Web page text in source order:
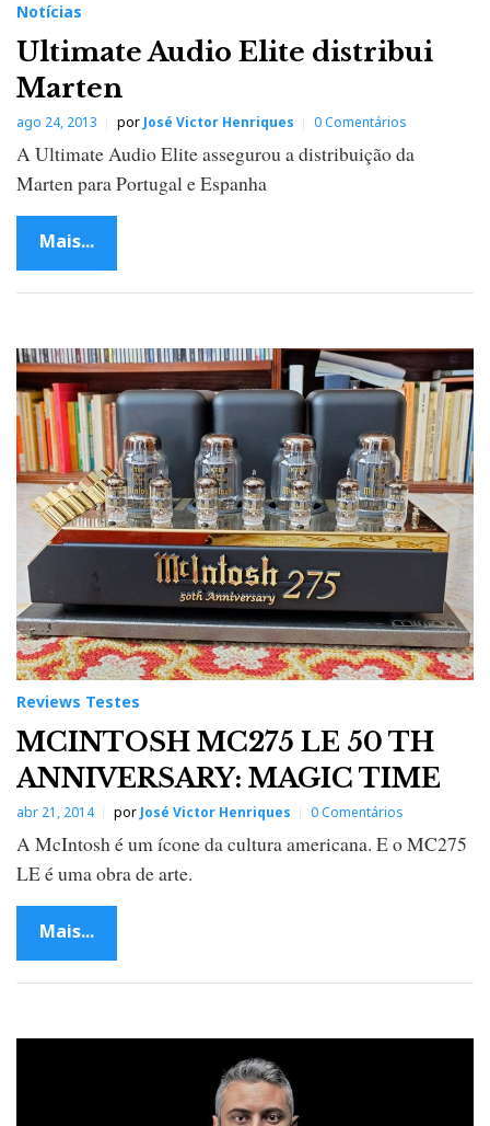
Notícias
Ultimate Audio Elite distribui
Marten
ago 24, 2013 por José Victor Henriques 0 Comentários
A Ultimate Audio Elite assegurou a distribuição da
Marten para Portugal e Espanha
Mais...
Reviews Testes
MCINTOSH MC275 LE 50 TH
ANNIVERSARY: MAGIC TIME
abr 21, 2014 por José Victor Henriques 0 Comentários
A McIntosh é um ícone da cultura americana. E o MC275
LE é uma obra de arte.
Mais...